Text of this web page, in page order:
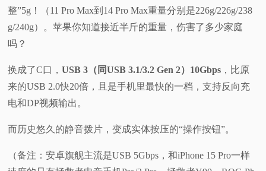
整”5g！（11 Pro Max到14 Pro Max重量分别是226g/226g/238
g/240g）。苹果你知道接近半斤的重量，伤害了多少家庭
吗？
换成了C口，USB 3（同USB 3.1/3.2 Gen 2）10Gbps ，比原
来的USB 2.0快20倍，且是手机里最快的一档，支持反向充
电和DP视频输出。
而历史悠久的静音拨片，变成实体按压的“操作按钮”。
（备注：安卓旗舰主流是USB 5Gbps，和iPhone 15 Pro一样